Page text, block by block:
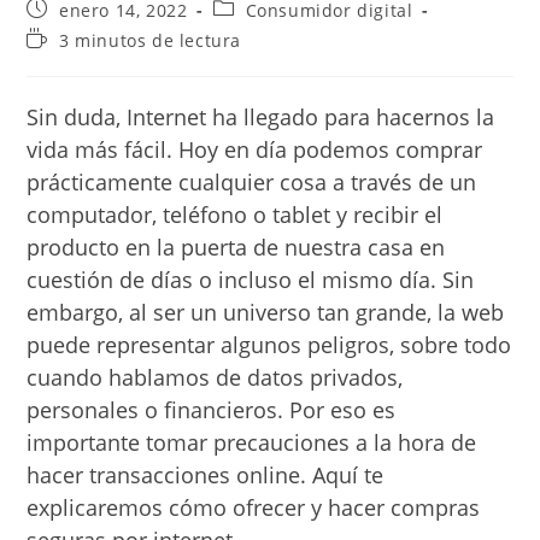
Publicación
de
la
enero 14, 2022
Categoría
la
Consumidor digital
Tiempo3 minutos de lectura
Sin duda, Internet ha llegado para hacernos la
vida más fácil. Hoy en día podemos comprar
prácticamente cualquier cosa a través de un
computador, teléfono o tablet y recibir el
producto en la puerta de nuestra casa en
cuestión de días o incluso el mismo día. Sin
embargo, al ser un universo tan grande, la web
puede representar algunos peligros, sobre todo
cuando hablamos de datos privados,
personales o financieros. Por eso es
importante tomar precauciones a la hora de
hacer transacciones online. Aquí te
explicaremos cómo ofrecer y hacer compras